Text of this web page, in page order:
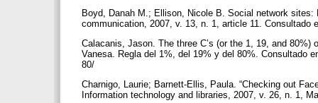
Boyd, Danah M.; Ellison, Nicole B. Social network
communication, 2007, v. 13, n. 1, article 11.
Calacanis, Jason. The three C’s (or the 1, 19, and
Vanesa. Regla del 1%, del 19% y del 80%. Consultado
80/
Charnigo, Laurie; Barnett-Ellis, Paula. “Checking out
Information technology and libraries, 2007, v. 26, n. 1,